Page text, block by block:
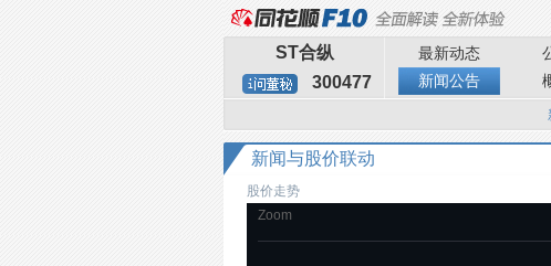
ST合纵
300477
最新动态
新闻公告
新闻与股价联动
股价走势
Zoom